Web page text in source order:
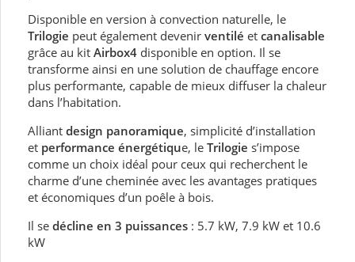
Disponible en version à convection naturelle, le
Trilogie peut également devenir ventilé et canalisable
grâce au kit Airbox4 disponible en option. Il se
transforme ainsi en une solution de chauffage encore
plus performante, capable de mieux diffuser la chaleur
dans l’habitation.
Alliant design panoramique, simplicité d’installation
et performance énergétique, le Trilogie s’impose
comme un choix idéal pour ceux qui recherchent le
charme d’une cheminée avec les avantages pratiques
et économiques d’un poêle à bois.
Il se décline en 3 puissances : 5.7 kW, 7.9 kW et 10.6
kW